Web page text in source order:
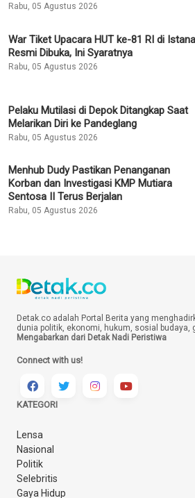
Rabu, 05 Agustus 2026
War Tiket Upacara HUT ke-81 RI di Istana
Resmi Dibuka, Ini Syaratnya
Rabu, 05 Agustus 2026
Pelaku Mutilasi di Depok Ditangkap Saat
Melarikan Diri ke Pandeglang
Rabu, 05 Agustus 2026
Menhub Dudy Pastikan Penanganan
Korban dan Investigasi KMP Mutiara
Sentosa II Terus Berjalan
Rabu, 05 Agustus 2026
Detak.co adalah Portal Berita yang
dunia politik, ekonomi, hukum, sosial budaya,
Mengabarkan dari Detak Nadi Peristiwa
Connect with us!
KATEGORI
Lensa
Nasional
Politik
Selebritis
Gaya Hidup